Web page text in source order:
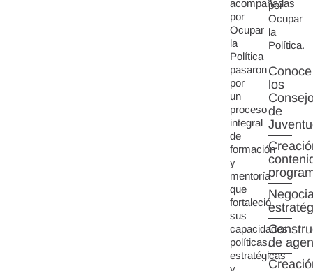
acompañadas
por
Ocupar
la
Política
pasaron
por
un
proceso
integral
de
formación
y
mentoría
que
fortaleció
sus
capacidades
políticas,
estratégicas
y
por
Ocupar
la
Política.
Conoce
los
de
de